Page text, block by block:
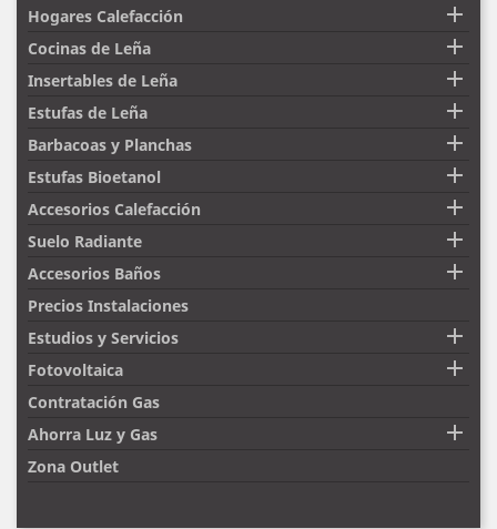
Hogares Calefacción 
Cocinas de Leña 
Insertables de Leña 
Estufas de Leña 
Barbacoas y Planchas 
Estufas Bioetanol 
Accesorios Calefacción 
Suelo Radiante 
Accesorios Baños 
Precios Instalaciones
Estudios y Servicios

Fotovoltaica 
Contratación Gas
Ahorra Luz y Gas

Zona Outlet